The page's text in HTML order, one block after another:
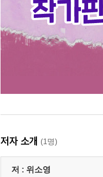
저자 소개 (1명)
저 : 위소영